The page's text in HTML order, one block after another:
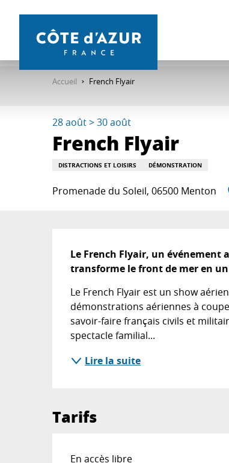
contenu
Accueil French Flyair
28 août > 30 août
French Flyair
DISTRACTIONS ET LOISIRS DÉMONSTRATION
Promenade du Soleil, 06500 Menton
Description
Le French Flyair, un événement
transforme le front de mer en
Le French Flyair est un show
démonstrations aériennes à
savoir-faire français civils et
spectacle familial...
Lire la suite
Tarifs
En accès libre